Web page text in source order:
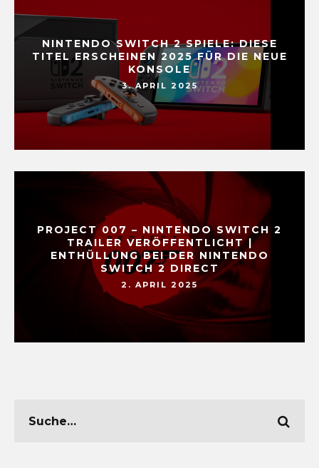
NINTENDO SWITCH 2 SPIELE: DIESE
TITEL ERSCHEINEN 2025 FÜR DIE NEUE
KONSOLE
3. APRIL 2025
PROJECT 007 – NINTENDO SWITCH 2
TRAILER VERÖFFENTLICHT |
ENTHÜLLUNG BEI DER NINTENDO
SWITCH 2 DIRECT
2. APRIL 2025